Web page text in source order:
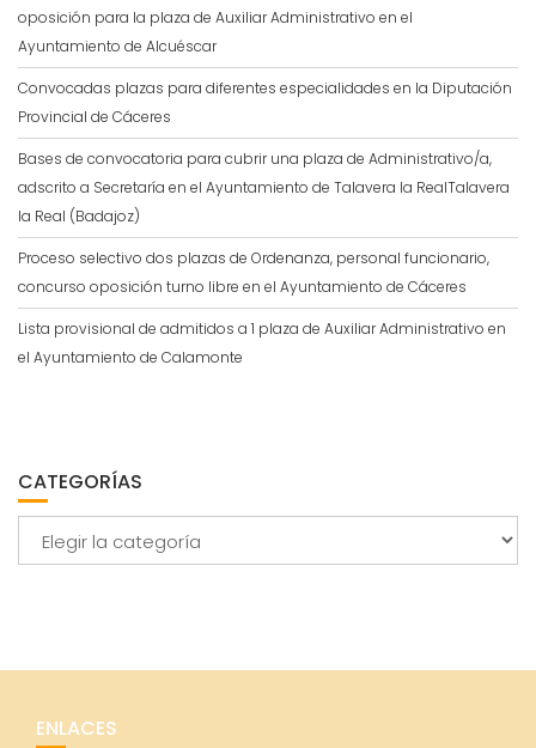
oposición para la plaza de Auxiliar Administrativo en el
Ayuntamiento de Alcuéscar
Convocadas plazas para diferentes especialidades en la Diputación
Provincial de Cáceres
Bases de convocatoria para cubrir una plaza de Administrativo/a,
adscrito a Secretaría en el Ayuntamiento de Talavera la RealTalavera
la Real (Badajoz)
Proceso selectivo dos plazas de Ordenanza, personal funcionario,
concurso oposición turno libre en el Ayuntamiento de Cáceres
Lista provisional de admitidos a 1 plaza de Auxiliar Administrativo en
el Ayuntamiento de Calamonte
CATEGORÍAS
ENLACES